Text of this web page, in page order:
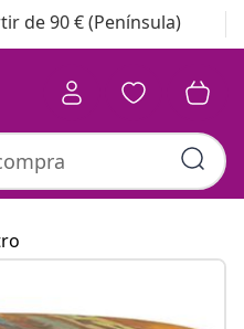
de 90 € (Península)